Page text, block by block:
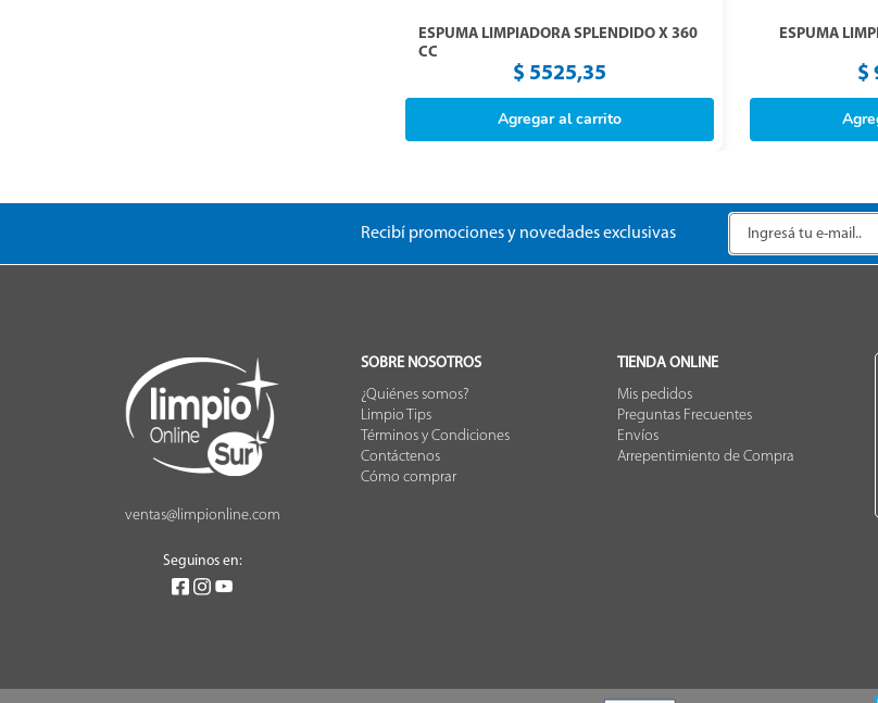
ESPUMA LIMPIADORA SPLENDIDO X 360
CC
$ 5525,35
Agregar al carrito
ESPUMA
$
Recibí promociones y novedades exclusivas
ventas@limpionline.com
Seguinos en:
SOBRE NOSOTROS
¿Quiénes somos?
Limpio Tips
Términos y Condiciones
Contáctenos
Cómo comprar
TIENDA ONLINE
Mis pedidos
Preguntas Frecuentes
Envíos
Arrepentimiento de Compra